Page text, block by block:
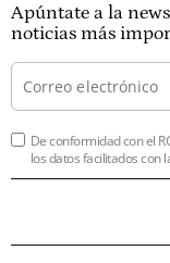
Apúntate a la
noticias más
De conformidad con el
los datos facilitados con